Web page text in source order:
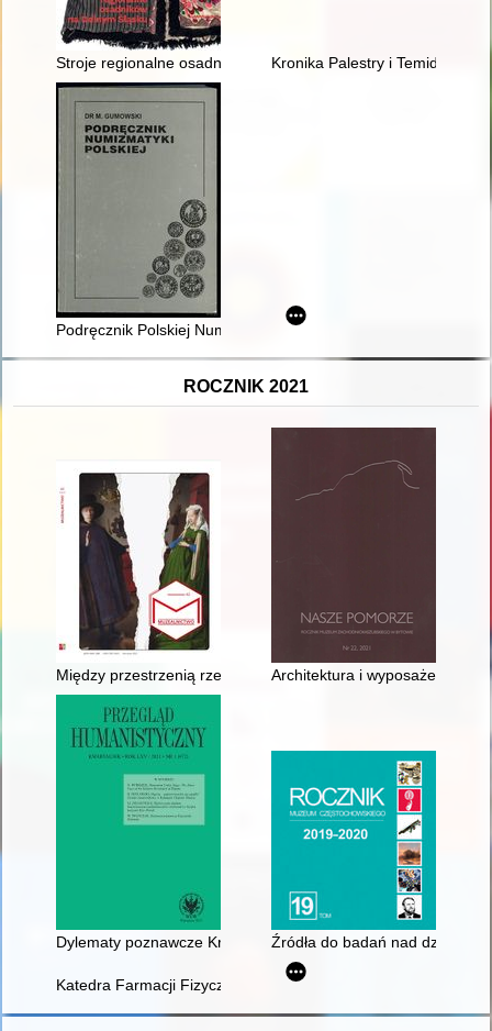
Stroje regionalne osadników na Dolnym Śląsku : Kresy
Kronika Palestry i Temidy w
Podręcznik Polskiej Numizmatyki : (wyjątki dotyczące
ROCZNIK 2021
Między przestrzenią rzeczywistą a symboliczną :
Architektura i wyposażenie
Dylematy poznawcze Krzysztofa Kolumba = Cognitive
Źródła do badań nad dziejami
Katedra Farmacji Fizycznej i Farmakokinetyki : historia,